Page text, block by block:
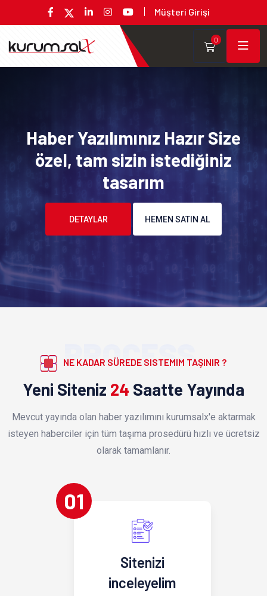
Müşteri Girişi
0
Haber Yazılımınız Hazır Size
özel, tam sizin istediğiniz
tasarım
DETAYLAR HEMEN SATIN AL
PROCESS
NE KADAR SÜREDE SISTEMIM TAŞINIR ?
Yeni Siteniz 24 Saatte Yayında
Mevcut yayında olan haber yazılımını kurumsalx'e aktarmak
isteyen haberciler için tüm taşıma prosedürü hızlı ve ücretsiz
olarak tamamlanır.
01
Sitenizi
inceleyelim